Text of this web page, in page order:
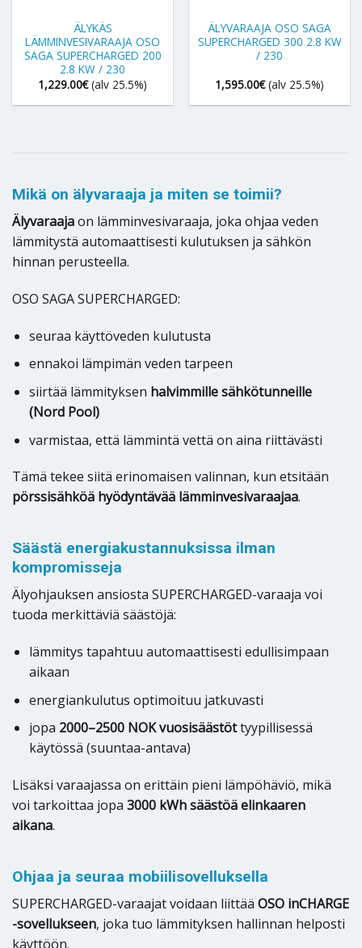
ÄLYKÄS
LÄMMINVESIVARAAJA OSO
SAGA SUPERCHARGED 200
2.8 KW / 230
1,229.00€ (alv 25.5%)
ÄLYVARAAJA OSO SAGA
SUPERCHARGED 300 2.8 KW
/ 230
1,595.00€ (alv 25.5%)
Mikä on älyvaraaja ja miten se toimii?
Älyvaraajaon lämminvesivaraaja, joka ohjaa veden
lämmitystä automaattisesti kulutuksen ja sähkön
hinnan perusteella.
OSO SAGA SUPERCHARGED:
seuraa käyttöveden kulutusta
ennakoi lämpimän veden tarpeen
siirtää lämmityksen halvimmille sähkötunneille
(Nord Pool)
varmistaa, että lämmintä vettä on aina riittävästi
Tämä tekee siitä erinomaisen valinnan, kun etsitään
pörssisähköä hyödyntävää lämminvesivaraajaa.
Säästä energiakustannuksissa ilman
kompromisseja
Älyohjauksen ansiosta SUPERCHARGED-varaaja voi
tuoda merkittäviä säästöjä:
lämmitys tapahtuu automaattisesti edullisimpaan
aikaan
energiankulutus optimoituu jatkuvasti
jopa 2000–2500 NOK vuosisäästöttyypillisessä
käytössä (suuntaa-antava)
Lisäksi varaajassa on erittäin pieni lämpöhäviö, mikä
voi tarkoittaa jopa 3000 kWh säästöä elinkaaren
aikana.
Ohjaa ja seuraa mobiilisovelluksella
SUPERCHARGED-varaajat voidaan liittää OSO inCHARGE
-sovellukseen, joka tuo lämmityksen hallinnan helposti
käyttöön.